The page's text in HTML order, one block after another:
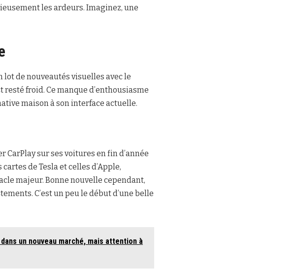
les ardeurs. Imaginez, une
lot de nouveautés visuelles avec le
froid. Ce manque d’enthousiasme
maison à son interface actuelle.
sur ses voitures en fin d’année
de Tesla et celles d’Apple,
majeur. Bonne nouvelle cependant,
C’est un peu le début d’une belle
un nouveau marché, mais attention à